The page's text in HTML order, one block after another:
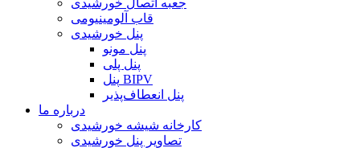
جعبه اتصال خورشیدی
قاب آلومینیومی
پنل خورشیدی
پنل مونو
پنل پلی
پنل BIPV
پنل انعطاف‌پذیر
درباره ما
کارخانه شیشه خورشیدی
تصاویر پنل خورشیدی